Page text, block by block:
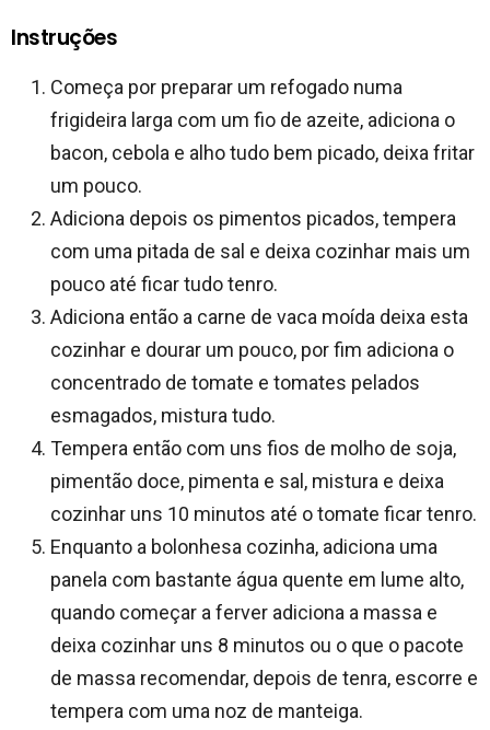
Instruções
Começa por preparar um refogado numa
frigideira larga com um fio de azeite, adiciona o
bacon, cebola e alho tudo bem picado, deixa fritar
um pouco.
Adiciona depois os pimentos picados, tempera
com uma pitada de sal e deixa cozinhar mais um
pouco até ficar tudo tenro.
Adiciona então a carne de vaca moída deixa esta
cozinhar e dourar um pouco, por fim adiciona o
concentrado de tomate e tomates pelados
esmagados, mistura tudo.
Tempera então com uns fios de molho de soja,
pimentão doce, pimenta e sal, mistura e deixa
cozinhar uns 10 minutos até o tomate ficar tenro.
Enquanto a bolonhesa cozinha, adiciona uma
panela com bastante água quente em lume alto,
quando começar a ferver adiciona a massa e
deixa cozinhar uns 8 minutos ou o que o pacote
de massa recomendar, depois de tenra, escorre e
tempera com uma noz de manteiga.